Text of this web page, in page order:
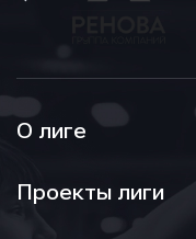
О лиге
Проекты лиги